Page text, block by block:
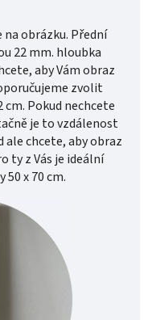
obrázku. Přední
22 mm. hloubka
aby Vám obraz
zvolit
cm. Pokud nechcete
je to vzdálenost
ale chcete, aby obraz
ty z Vás je ideální
x 70 cm.